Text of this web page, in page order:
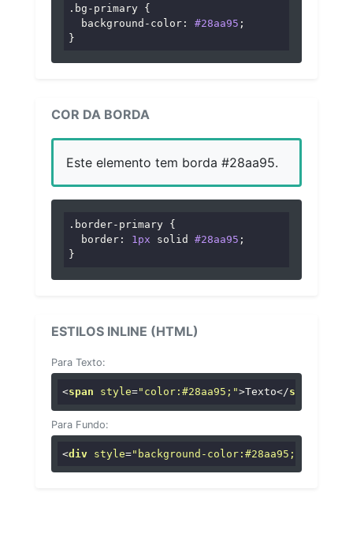
.bg-primary {
background-color : #28aa95 ;
}
COR DA BORDA
Este elemento tem borda #28aa95.
.border-primary {
border : 1px solid #28aa95 ;
}
ESTILOS INLINE (HTML)
Para Texto:
<span style="color:#28aa95;">Texto</span
Para Fundo:
<div style="background-color:#28aa95;"